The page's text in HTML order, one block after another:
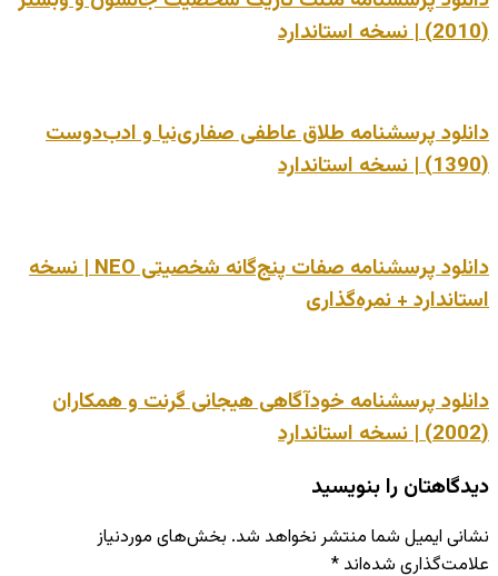
(2010) | نسخه استاندارد
دانلود پرسشنامه طلاق عاطفی صفاری‌نیا و ادب‌دوست
(1390) | نسخه استاندارد
دانلود پرسشنامه صفات پنج‌گانه شخصیتی NEO | نسخه
استاندارد + نمره‌گذاری
دانلود پرسشنامه خودآگاهی هیجانی گرنت و همکاران
(2002) | نسخه استاندارد
دیدگاهتان را بنویسید
نشانی ایمیل شما منتشر نخواهد شد. بخش‌های موردنیاز
علامت‌گذاری شده‌اند *